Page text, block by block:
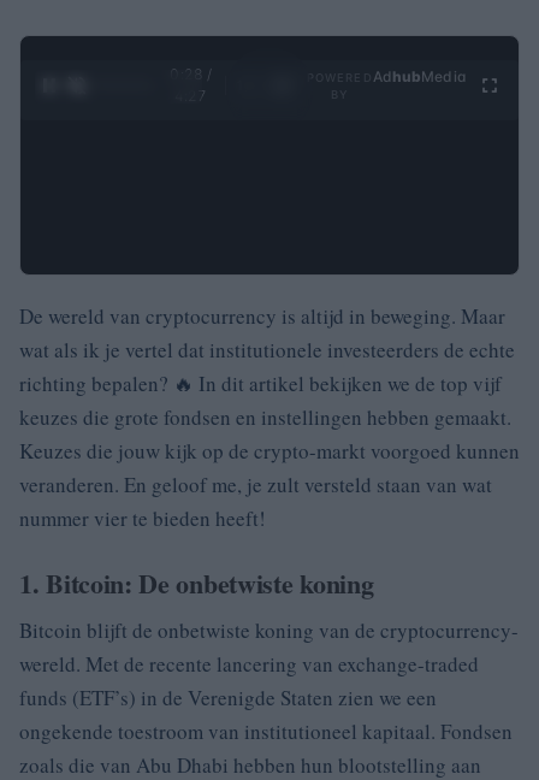
0:28 /
4:27
Ad hubMedia
De wereld van cryptocurrency is altijd in beweging. Maar
wat als ik je vertel dat institutionele investeerders de echte
richting bepalen? 🔥 In dit artikel bekijken we de top vijf
keuzes die grote fondsen en instellingen hebben gemaakt.
Keuzes die jouw kijk op de crypto-markt voorgoed kunnen
veranderen. En geloof me, je zult versteld staan van wat
nummer vier te bieden heeft!
1. Bitcoin: De onbetwiste koning
Bitcoin blijft de onbetwiste koning van de cryptocurrency-
wereld. Met de recente lancering van exchange-traded
funds (ETF’s) in de Verenigde Staten zien we een
ongekende toestroom van institutioneel kapitaal. Fondsen
zoals die van Abu Dhabi hebben hun blootstelling aan